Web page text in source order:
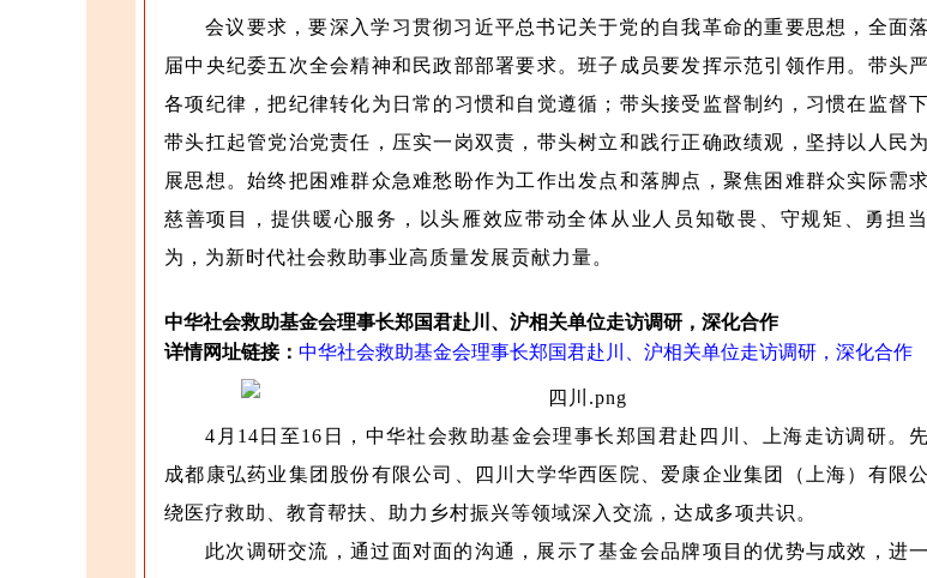
会议要求，要深入学习贯彻习近平总书记关于党的自我革命的重要思想，全面
届中央纪委五次全会精神和民政部部署要求。班子成员要发挥示范引领作用。带头
各项纪律，把纪律转化为日常的习惯和自觉遵循；带头接受监督制约，习惯在监督下
带头扛起管党治党责任，压实一岗双责，带头树立和践行正确政绩观，坚持以人民
展思想。始终把困难群众急难愁盼作为工作出发点和落脚点，聚焦困难群众实际需
慈善项目，提供暖心服务，以头雁效应带动全体从业人员知敬畏、守规矩、勇担
为，为新时代社会救助事业高质量发展贡献力量。
中华社会救助基金会理事长郑国君赴川、沪相关单位走访调研，深化合作
详情网址链接： 中华社会救助基金会理事长郑国君赴川、沪相关单位走访调研，深化合作
4月14日至16日，中华社会救助基金会理事长郑国君赴四川、上海走访调研。
成都康弘药业集团股份有限公司、四川大学华西医院、爱康企业集团（上海）有限
绕医疗救助、教育帮扶、助力乡村振兴等领域深入交流，达成多项共识。
此次调研交流，通过面对面的沟通，展示了基金会品牌项目的优势与成效，进